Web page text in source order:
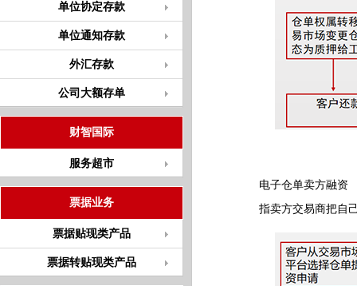
单位协定存款
单位通知存款
外汇存款
公司大额存单
财智国际
服务超市
票据业务
票据贴现类产品
票据转贴现类产品
电子仓单卖方融资
指卖方交易商把自己